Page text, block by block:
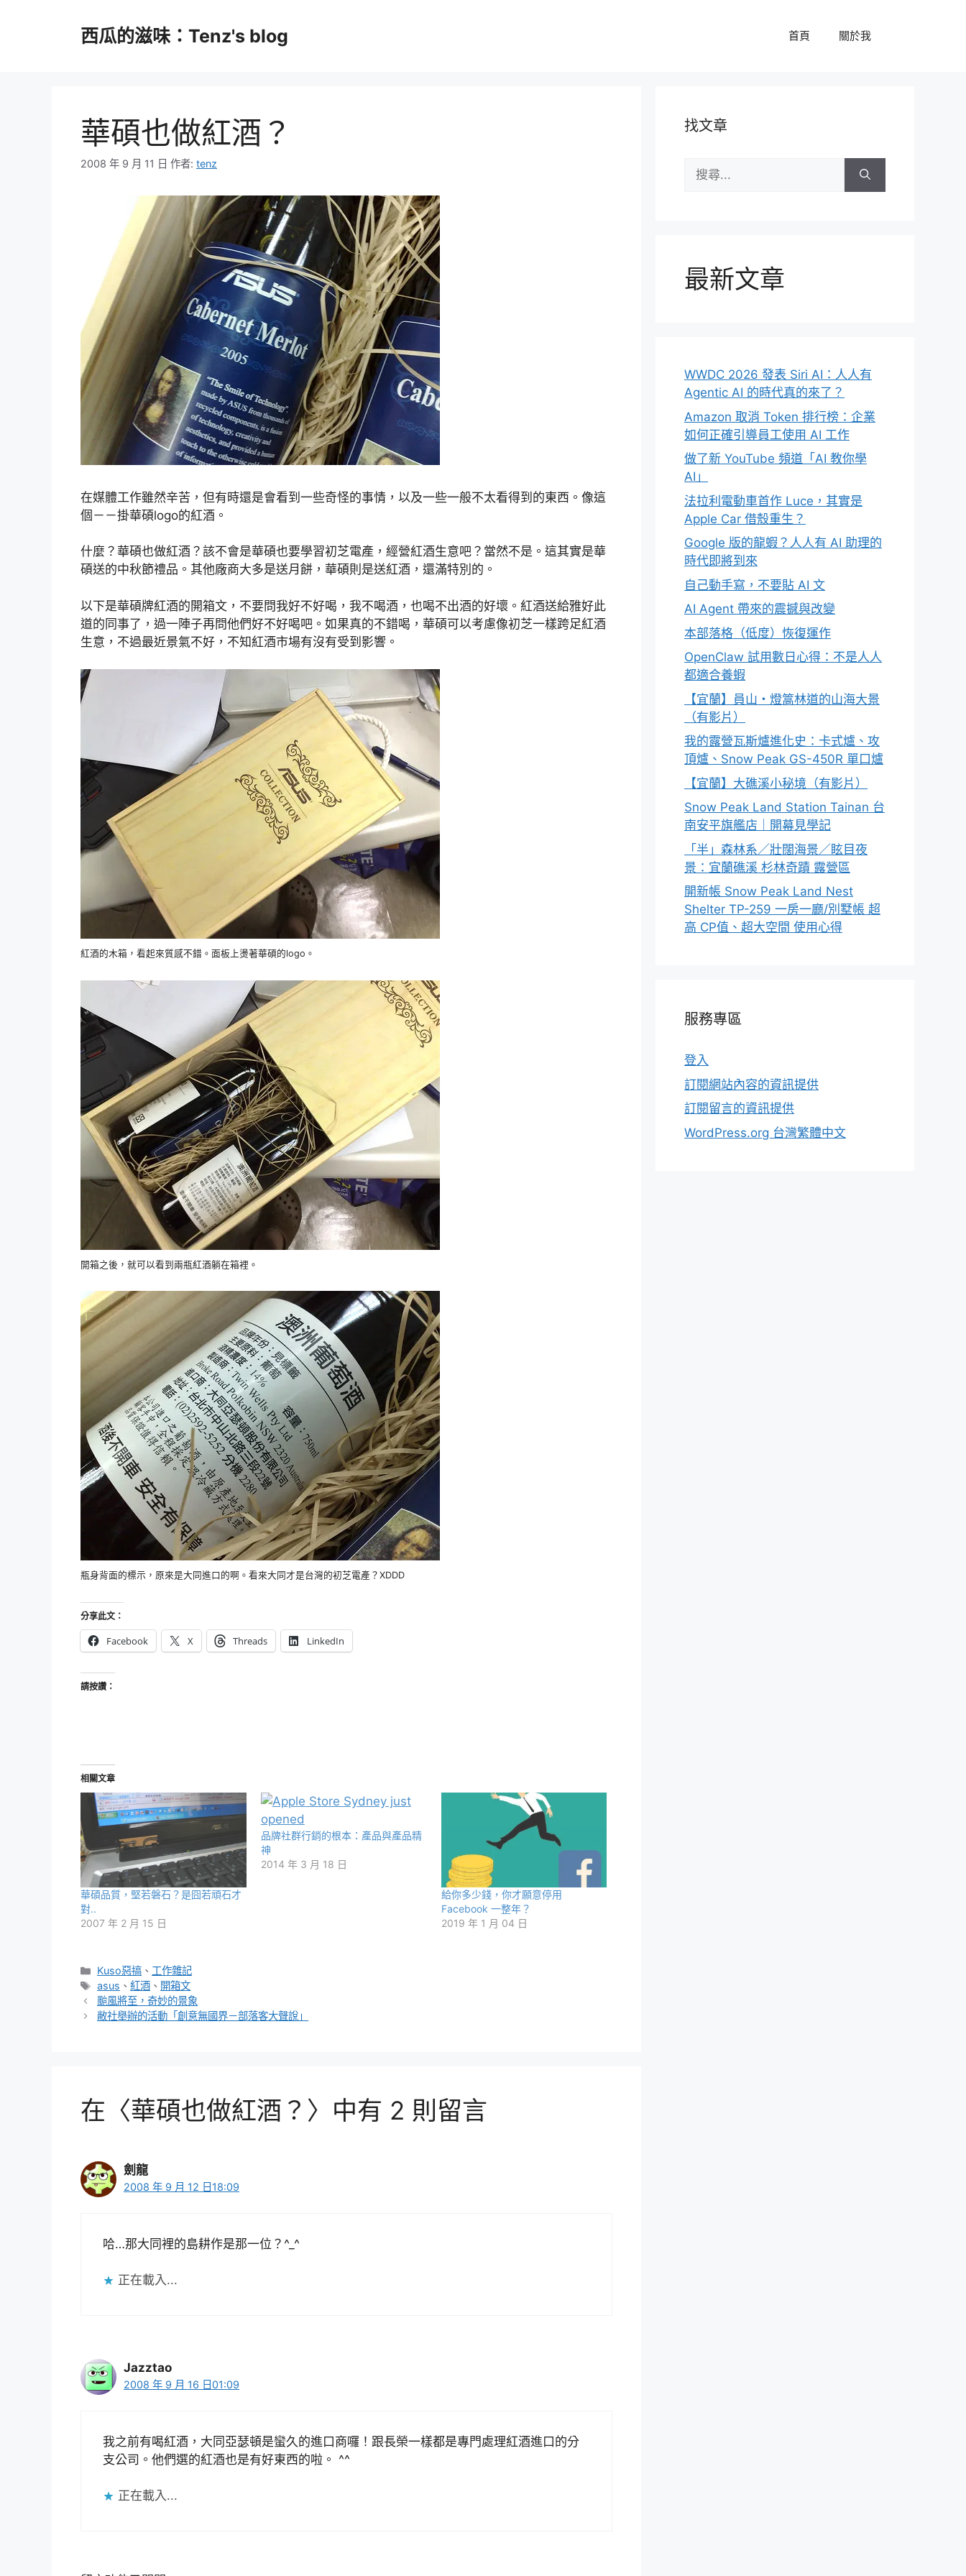
西瓜的滋味：Tenz's blog 首頁 關於我
華碩也做紅酒？
2008 年 9 月 11 日 作者: tenz
在媒體工作雖然辛苦，但有時還是會看到一些奇怪的事情，以及一些一般不太看得到的東西。像這
個－－掛華碩logo的紅酒。
什麼？華碩也做紅酒？該不會是華碩也要學習初芝電產，經營紅酒生意吧？當然不是。這其實是華
碩送的中秋節禮品。其他廠商大多是送月餅，華碩則是送紅酒，還滿特別的。
以下是華碩牌紅酒的開箱文，不要問我好不好喝，我不喝酒，也喝不出酒的好壞。紅酒送給雅好此
道的同事了，過一陣子再問他們好不好喝吧。如果真的不錯喝，華碩可以考慮像初芝一樣跨足紅酒
生意，不過最近景氣不好，不知紅酒市場有沒有受到影響。
紅酒的木箱，看起來質感不錯。面板上燙著華碩的logo。
開箱之後，就可以看到兩瓶紅酒躺在箱裡。
瓶身背面的標示，原來是大同進口的啊。看來大同才是台灣的初芝電產？XDDD
分享此文：
Facebook X Threads LinkedIn
請按讚：
相關文章
華碩品質，堅若磐石？是囧若頑石才
對..
2007 年 2 月 15 日
品牌社群行銷的根本：產品與產品精
神
2014 年 3 月 18 日
給你多少錢，你才願意停用
Facebook 一整年？
2019 年 1 月 04 日
分
類
Kuso惡搞 、 工作雜記
標
籤
asus 、紅酒 、 開箱文
颱風將至，奇妙的景象
敝社舉辦的活動「創意無國界－部落客大聲說」
在〈華碩也做紅酒？〉中有 2 則留言
劍龍
2008 年 9 月 12 日18:09
哈…那大同裡的島耕作是那一位？^_^
正在載入...
Jazztao
2008 年 9 月 16 日01:09
我之前有喝紅酒，大同亞瑟頓是蠻久的進口商囉！跟長榮一樣都是專門處理紅酒進口的分
支公司。他們選的紅酒也是有好東西的啦。 ^^
正在載入...
找文章
尋:
最新文章
WWDC 2026 發表 Siri AI：人人有
Agentic AI 的時代真的來了？
Amazon 取消 Token 排行榜：企業
如何正確引導員工使用 AI 工作
做了新 YouTube 頻道「AI 教你學
AI」
法拉利電動車首作 Luce，其實是
Apple Car 借殼重生？
Google 版的龍蝦？人人有 AI 助理的
時代即將到來
自己動手寫，不要貼 AI 文
AI Agent 帶來的震撼與改變
本部落格（低度）恢復運作
OpenClaw 試用數日心得：不是人人
都適合養蝦
【宜蘭】員山・燈篙林道的山海大景
（有影片）
我的露營瓦斯爐進化史：卡式爐、攻
頂爐、Snow Peak GS-450R 單口爐
【宜蘭】大礁溪小秘境（有影片）
Snow Peak Land Station Tainan 台
南安平旗艦店｜開幕見學記
「半」森林系／壯闊海景／眩目夜
景：宜蘭礁溪 杉林奇蹟 露營區
開新帳 Snow Peak Land Nest
Shelter TP-259 一房一廳/別墅帳 超
高 CP值、超大空間 使用心得
服務專區
登入
訂閱網站內容的資訊提供
訂閱留言的資訊提供
WordPress.org 台灣繁體中文